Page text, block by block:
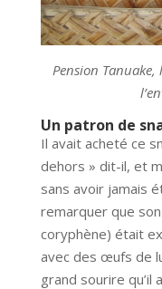
Pension
Un patron de
Il avait acheté ce
dehors » dit-il, et
sans avoir jamais
remarquer que
coryphène) était
avec des œufs de
grand sourire qu’il